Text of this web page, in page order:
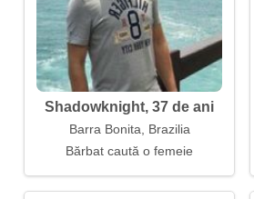
Shadowknight, 37 de ani
Barra Bonita, Brazilia
Bărbat caută o femeie